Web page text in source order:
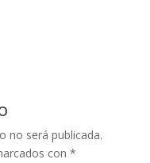
no será publicada.
con *